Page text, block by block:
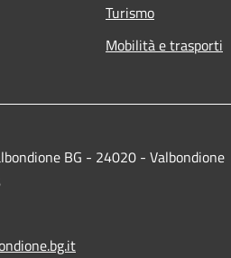
Turismo
Mobilità e trasporti
BG - 24020 - Valbondione